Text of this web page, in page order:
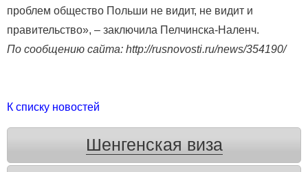
проблем общество Польши не видит, не видит и
правительство», – заключила Пелчинска-Наленч.
По сообщению сайта: http://rusnovosti.ru/news/354190/
К списку новостей
Шенгенская виза